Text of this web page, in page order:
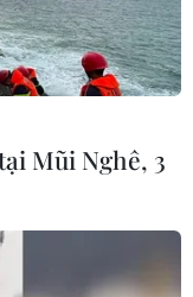
toàn thực
đán
để các sản
không rõ
nhãn hoặc có
Mũi Nghê, 3